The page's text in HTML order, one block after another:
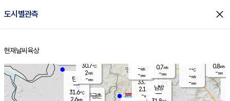
도시별관측 close
홈
현재날씨 육상
양주
33.7℃
2.1
-mm
파주금촌
-℃
-m/s
-mm
탄현
31.6℃
2.6m/s
0.8m/s
-mm
남방
-m/s
-mm
30.7℃
2m/s
-mm
0.7m/s
-mm